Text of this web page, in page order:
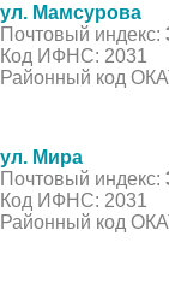
ул. Мамсурова
Почтовый индекс:
Код ИФНС: 2031
Районный код
ул. Мира
Почтовый индекс:
Код ИФНС: 2031
Районный код